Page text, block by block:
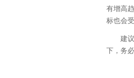
有增高
标也会
建
下，务